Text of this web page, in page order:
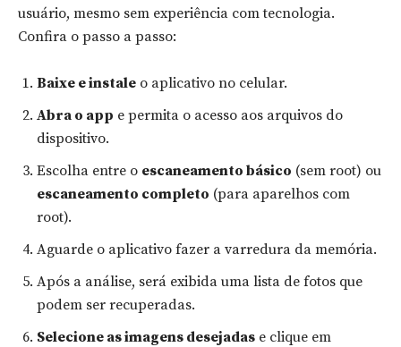
usuário, mesmo sem experiência com tecnologia.
Confira o passo a passo:
Baixe e instale o aplicativo no celular.
Abra o app e permita o acesso aos arquivos do
dispositivo.
Escolha entre o escaneamento básico (sem root) ou
escaneamento completo (para aparelhos com
root).
Aguarde o aplicativo fazer a varredura da memória.
Após a análise, será exibida uma lista de fotos que
podem ser recuperadas.
Selecione as imagens desejadas e clique em